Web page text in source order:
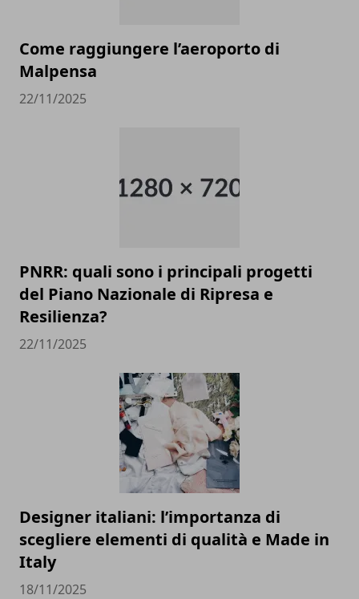
Come raggiungere l’aeroporto di
Malpensa
22/11/2025
PNRR: quali sono i principali progetti
del Piano Nazionale di Ripresa e
Resilienza?
22/11/2025
Designer italiani: l’importanza di
scegliere elementi di qualità e Made in
Italy
18/11/2025